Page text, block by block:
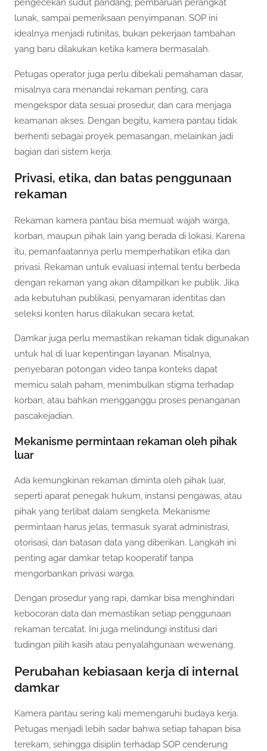
pengecekan sudut pandang, pembaruan perangkat
lunak, sampai pemeriksaan penyimpanan. SOP ini
idealnya menjadi rutinitas, bukan pekerjaan tambahan
yang baru dilakukan ketika kamera bermasalah.
Petugas operator juga perlu dibekali pemahaman dasar,
misalnya cara menandai rekaman penting, cara
mengekspor data sesuai prosedur, dan cara menjaga
keamanan akses. Dengan begitu, kamera pantau tidak
berhenti sebagai proyek pemasangan, melainkan jadi
bagian dari sistem kerja.
Privasi, etika, dan batas penggunaan
rekaman
Rekaman kamera pantau bisa memuat wajah warga,
korban, maupun pihak lain yang berada di lokasi. Karena
itu, pemanfaatannya perlu memperhatikan etika dan
privasi. Rekaman untuk evaluasi internal tentu berbeda
dengan rekaman yang akan ditampilkan ke publik. Jika
ada kebutuhan publikasi, penyamaran identitas dan
seleksi konten harus dilakukan secara ketat.
Damkar juga perlu memastikan rekaman tidak digunakan
untuk hal di luar kepentingan layanan. Misalnya,
penyebaran potongan video tanpa konteks dapat
memicu salah paham, menimbulkan stigma terhadap
korban, atau bahkan mengganggu proses penanganan
pascakejadian.
Mekanisme permintaan rekaman oleh pihak
luar
Ada kemungkinan rekaman diminta oleh pihak luar,
seperti aparat penegak hukum, instansi pengawas, atau
pihak yang terlibat dalam sengketa. Mekanisme
permintaan harus jelas, termasuk syarat administrasi,
otorisasi, dan batasan data yang diberikan. Langkah ini
penting agar damkar tetap kooperatif tanpa
mengorbankan privasi warga.
Dengan prosedur yang rapi, damkar bisa menghindari
kebocoran data dan memastikan setiap penggunaan
rekaman tercatat. Ini juga melindungi institusi dari
tudingan pilih kasih atau penyalahgunaan wewenang.
Perubahan kebiasaan kerja di internal
damkar
Kamera pantau sering kali memengaruhi budaya kerja.
Petugas menjadi lebih sadar bahwa setiap tahapan bisa
terekam, sehingga disiplin terhadap SOP cenderung